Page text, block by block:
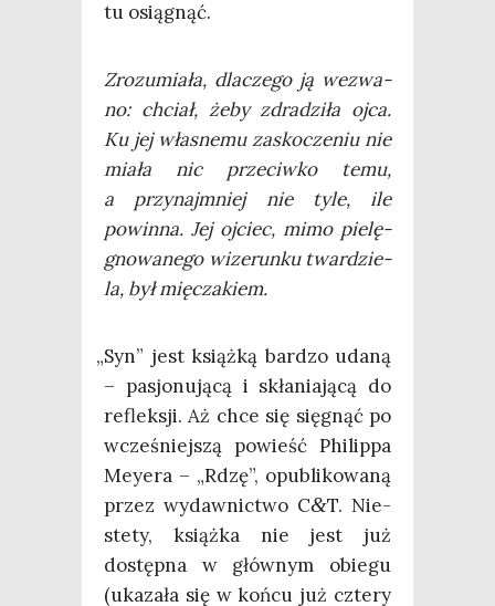
tu osiągnąć.
Zro­zu­mia­ła, dla­cze­go ją wezwa­
no: chciał, żeby zdra­dzi­ła ojca.
Ku jej wła­sne­mu zasko­cze­niu nie
mia­ła nic prze­ciw­ko temu,
a przy­naj­mniej nie tyle, ile
powin­na. Jej ojciec, mimo pie­lę­
gno­wa­ne­go wize­run­ku twar­dzie­
la, był mięczakiem.
„Syn” jest książ­ką bar­dzo uda­ną
– pasjo­nu­ją­cą i skła­nia­ją­cą do
reflek­sji. Aż chce się się­gnąć po
wcze­śniej­szą powieść Phi­lip­pa
Mey­era – „Rdzę”, opu­bli­ko­wa­ną
przez wydaw­nic­two C&T. Nie­
ste­ty, książ­ka nie jest już
dostęp­na w głów­nym obie­gu
(uka­za­ła się w koń­cu już czte­ry